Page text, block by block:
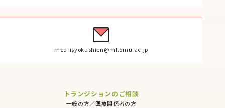
med-isyokushien@ml.omu.ac.jp
トランジションのご相談
一般の方／医療関係者の方